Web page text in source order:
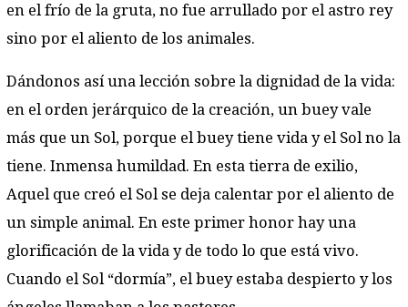
en el frío de la gruta, no fue arrullado por el astro rey
sino por el aliento de los animales.
Dándonos así una lección sobre la dignidad de la vida:
en el orden jerárquico de la creación, un buey vale
más que un Sol, porque el buey tiene vida y el Sol no la
tiene. Inmensa humildad. En esta tierra de exilio,
Aquel que creó el Sol se deja calentar por el aliento de
un simple animal. En este primer honor hay una
glorificación de la vida y de todo lo que está vivo.
Cuando el Sol “dormía”, el buey estaba despierto y los